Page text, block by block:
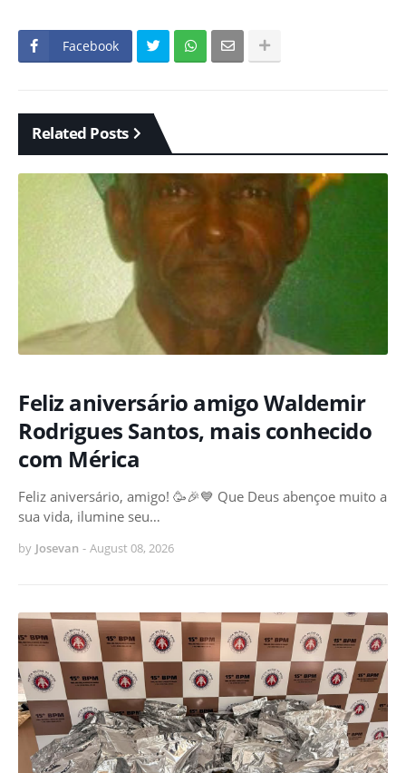
Facebook
Related Posts
Feliz aniversário amigo Waldemir
Rodrigues Santos, mais conhecido
com Mérica
Feliz aniversário, amigo! 🥳🎉💙 Que Deus abençoe muito a
sua vida, ilumine seu…
by Josevan - August 08, 2026